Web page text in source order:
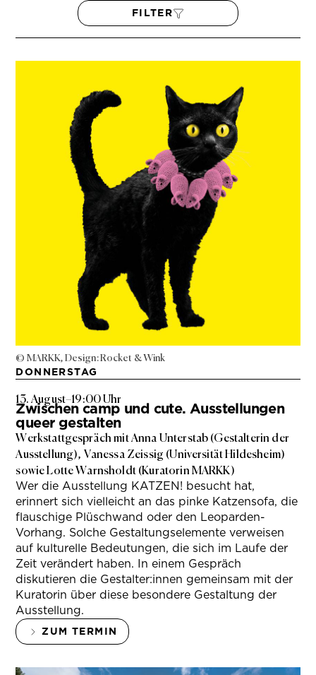
FILTER
© MARKK, Design: Rocket & Wink
DONNERSTAG
13. August–19:00 Uhr
Zwischen camp und cute. Ausstellungen
queer gestalten
Werkstattgespräch mit Anna Unterstab (Gestalterin der
Ausstellung), Vanessa Zeissig (Universität Hildesheim)
sowie Lotte Warnsholdt (Kuratorin MARKK)
Wer die Ausstellung KATZEN! besucht hat,
erinnert sich vielleicht an das pinke Katzensofa, die
flauschige Plüschwand oder den Leoparden-
Vorhang. Solche Gestaltungselemente verweisen
auf kulturelle Bedeutungen, die sich im Laufe der
Zeit verändert haben. In einem Gespräch
diskutieren die Gestalter:innen gemeinsam mit der
Kuratorin über diese besondere Gestaltung der
Ausstellung.
ZUM TERMIN